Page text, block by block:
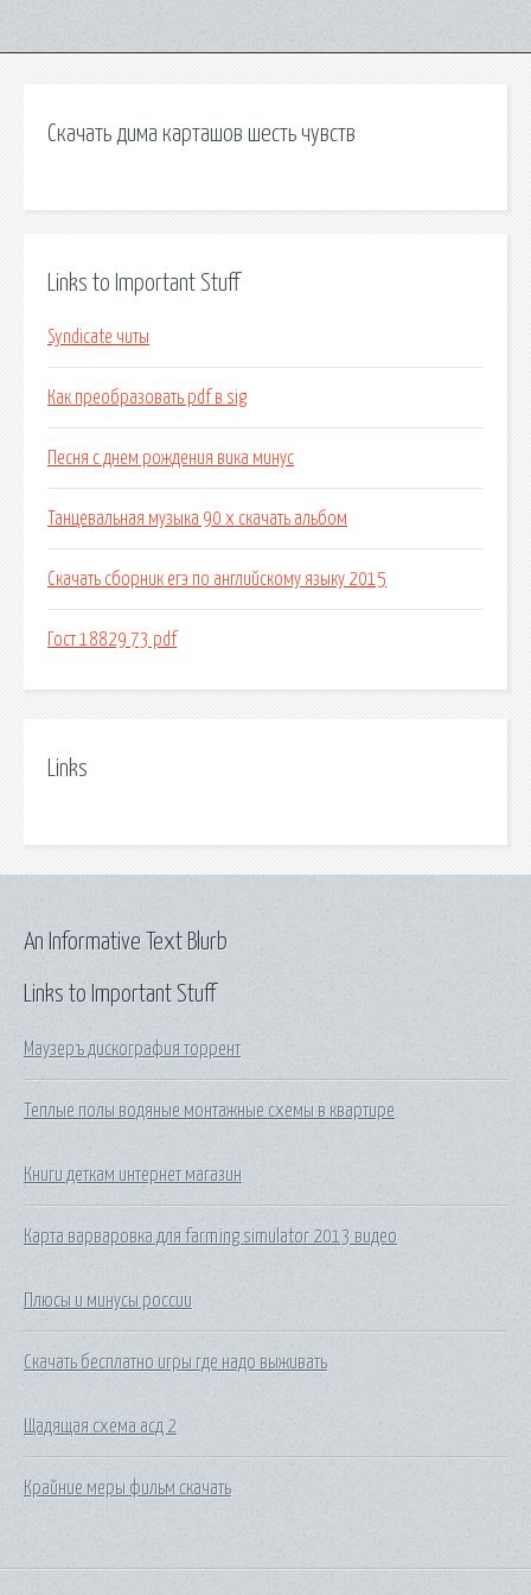
Скачать дима карташов шесть чувств
Links to Important Stuff
Syndicate читы
Как преобразовать pdf в sig
Песня с днем рождения вика минус
Танцевальная музыка 90 х скачать альбом
Скачать сборник егэ по английскому языку 2015
Гост 18829 73 pdf
Links
Links to Important Stuff
Маузеръ дискография торрент
Теплые полы водяные монтажные схемы в квартире
Книги деткам интернет магазин
Карта варваровка для farming simulator 2013 видео
Плюсы и минусы россии
Скачать бесплатно игры где надо выживать
Щадящая схема асд 2
Крайние меры фильм скачать
An Informative Text Blurb